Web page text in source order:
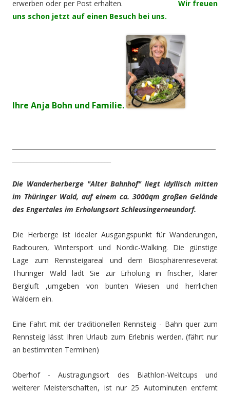
erwerben oder per Post erhalten.
Wir freuen
uns schon jetzt auf einen Besuch bei uns.
Ihre Anja Bohn und Familie.
Die Wanderherberge "Alter Bahnhof" liegt idyllisch mitten
im Thüringer Wald, auf einem ca. 3000qm großen Gelände
des Engertales im Erholungsort Schleusingerneundorf.
Die Herberge ist idealer Ausgangspunkt für Wanderungen,
Radtouren, Wintersport und Nordic-Walking. Die günstige
Lage zum Rennsteigareal und dem Biosphärenreseverat
Thüringer Wald lädt Sie zur Erholung in frischer, klarer
Bergluft ,umgeben von bunten Wiesen und herrlichen
Wäldern ein.
Eine Fahrt mit der traditionellen Rennsteig - Bahn quer zum
Rennsteig lässt Ihren Urlaub zum Erlebnis werden. (fährt nur
an bestimmten Terminen)
Oberhof - Austragungsort des Biathlon-Weltcups und
weiterer Meisterschaften, ist nur 25 Autominuten entfernt